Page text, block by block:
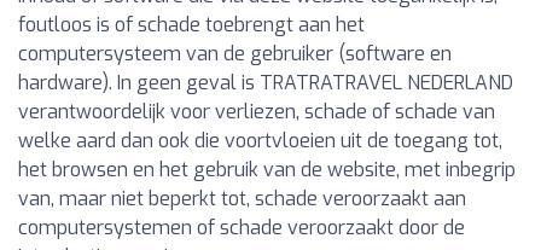
foutloos is of schade toebrengt aan het
computersysteem van de gebruiker (software en
hardware). In geen geval is TRATRATRAVEL NEDERLAND
verantwoordelijk voor verliezen, schade of schade van
welke aard dan ook die voortvloeien uit de toegang tot,
het browsen en het gebruik van de website, met inbegrip
van, maar niet beperkt tot, schade veroorzaakt aan
computersystemen of schade veroorzaakt door de